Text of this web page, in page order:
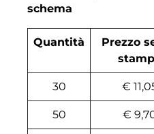
schema
Quantità
Prezzo
30 €
50 €